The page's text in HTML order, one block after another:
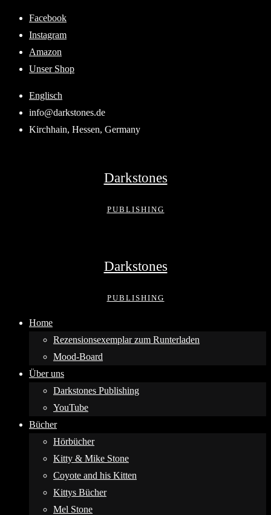
Skip
content
Facebook
Instagram
Amazon
Unser Shop
Englisch
info@darkstones.de
Kirchhain, Hessen, Germany
Darkstones
PUBLISHING
Darkstones
PUBLISHING
Home
Rezensionsexemplar zum Runterladen
Mood-Board
Über uns
Darkstones Publishing
YouTube
Bücher
Hörbücher
Kitty & Mike Stone
Coyote and his Kitten
Kittys Bücher
Mel Stone